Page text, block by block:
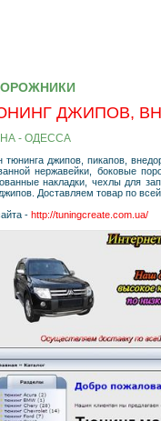
ДЖИПОВ,
- ОДЕССА
тюнинга джипов, пикапов,
нержавейки, боковые
накладки, чехлы для
Доставляем товар по
- http://tuningcreate.com.ua/